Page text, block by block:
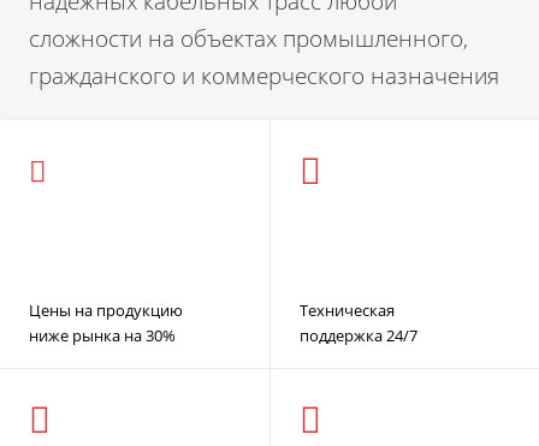
сложности на объектах промышленного,
гражданского и коммерческого назначения
Цены на продукцию
ниже рынка на 30%
Техническая
поддержка 24/7